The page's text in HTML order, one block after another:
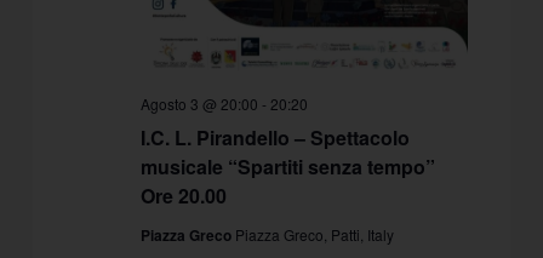
I.C. L. Pirandello – Spettacolo
musicale “Spartiti senza tempo”
Ore 20.00
Agosto 3 @ 20:00 - 20:20
Piazza Greco Piazza Greco, Patti, Italy